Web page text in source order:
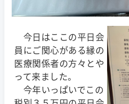
今日はここの平日会
員にご関心がある縁の
医療関係者の方々とや
って来ました。
今年いっぱいでこの